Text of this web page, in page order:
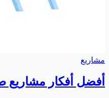
مشاريع
أفضل أفكار مشاريع